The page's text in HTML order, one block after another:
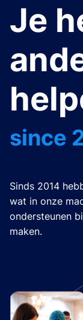
Je
since
Sinds 2014
wat in onze
ondersteunen
maken.